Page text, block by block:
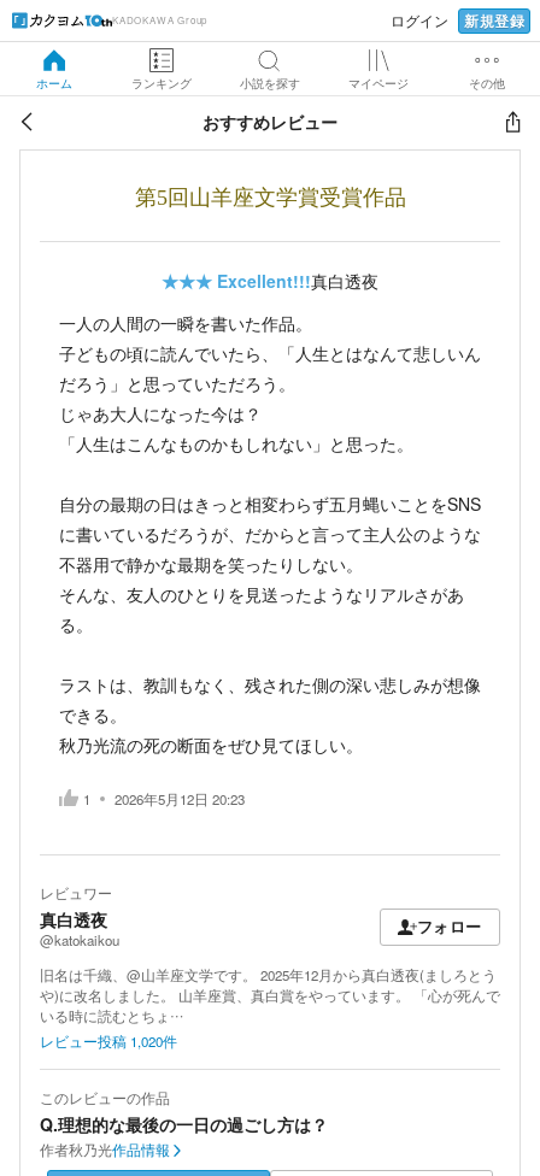
KADOKAWA Group ログイン 新規登録
ホーム ランキング 小説を探す マイページ その他
おすすめレビュー
第5回山羊座文学賞受賞作品
★★★ Excellent!!!真白透夜
一人の人間の一瞬を書いた作品。
子どもの頃に読んでいたら、「人生とはなんて悲しいん
だろう」と思っていただろう。
じゃあ大人になった今は？
「人生はこんなものかもしれない」と思った。
自分の最期の日はきっと相変わらず五月蝿いことをSNS
に書いているだろうが、だからと言って主人公のような
不器用で静かな最期を笑ったりしない。
そんな、友人のひとりを見送ったようなリアルさがあ
る。
ラストは、教訓もなく、残された側の深い悲しみが想像
できる。
秋乃光流の死の断面をぜひ見てほしい。
1 2026年5月12日 20:23
レビュワー
真白透夜
@katokaikou
フォロー
旧名は千織、@山羊座文学です。 2025年12月から真白透夜(ましろとう
や)に改名しました。 山羊座賞、真白賞をやっています。 「心が死んで
いる時に読むとちょ…
レビュー投稿 1,020件
このレビューの作品
Q.理想的な最後の一日の過ごし方は？
作者秋乃光作品情報